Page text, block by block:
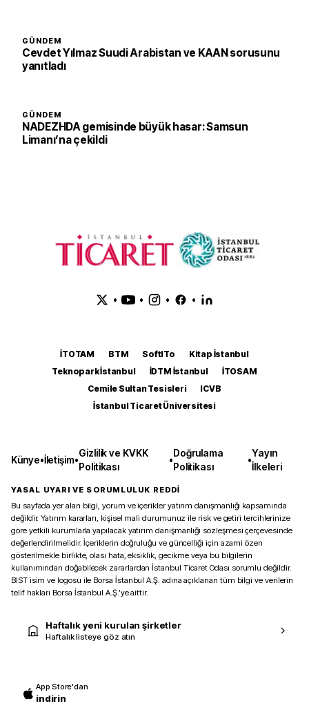
GÜNDEM
Cevdet Yılmaz Suudi Arabistan ve KAAN sorusunu
yanıtladı
GÜNDEM
NADEZHDA gemisinde büyük hasar: Samsun
Limanı’na çekildi
• • • •
İTOTAM BTM SoftITo
Kitap İstanbul
Teknopark İstanbul
İDTM İstanbul
İTOSAM
Cemile Sultan Tesisleri
ICVB
İstanbul Ticaret Üniversitesi
Künye•İletişim•
Gizlilik ve KVKK
Politikası
•
Doğrulama
Politikası
•
Yayın
İlkeleri
YASAL UYARI VE SORUMLULUK REDDİ
Bu sayfada yer alan bilgi, yorum ve içerikler yatırım danışmanlığı kapsamında
değildir. Yatırım kararları, kişisel mali durumunuz ile risk ve getiri tercihlerinize
göre yetkili kurumlarla yapılacak yatırım danışmanlığı sözleşmesi çerçevesinde
değerlendirilmelidir. İçeriklerin doğruluğu ve güncelliği için azami özen
gösterilmekle birlikte, olası hata, eksiklik, gecikme veya bu bilgilerin
kullanımından doğabilecek zararlardan İstanbul Ticaret Odası sorumlu değildir.
BIST isim ve logosu ile Borsa İstanbul A.Ş. adına açıklanan tüm bilgi ve verilerin
telif hakları Borsa İstanbul A.Ş.’ye aittir.
Haftalık yeni kurulan şirketler
Haftalık listeye göz atın
App Store'dan
indirin